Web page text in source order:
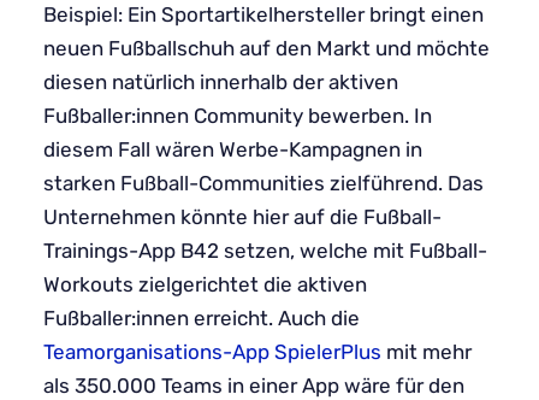
Beispiel: Ein Sportartikelhersteller bringt einen
neuen Fußballschuh auf den Markt und möchte
diesen natürlich innerhalb der aktiven
Fußballer:innen Community bewerben. In
diesem Fall wären Werbe-Kampagnen in
starken Fußball-Communities zielführend. Das
Unternehmen könnte hier auf die Fußball-
Trainings-App B42 setzen, welche mit Fußball-
Workouts zielgerichtet die aktiven
Fußballer:innen erreicht. Auch die
Teamorganisations-App SpielerPlus mit mehr
als 350.000 Teams in einer App wäre für den